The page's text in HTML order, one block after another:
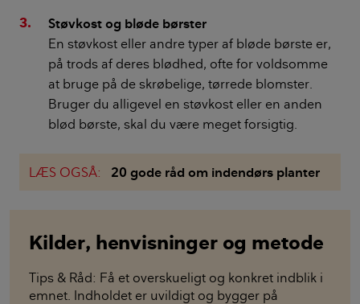
Støvkost og bløde børster
En støvkost eller andre typer af bløde børste er,
på trods af deres blødhed, ofte for voldsomme
at bruge på de skrøbelige, tørrede blomster.
Bruger du alligevel en støvkost eller en anden
blød børste, skal du være meget forsigtig.
LÆS OGSÅ: 20 gode råd om indendørs planter
Kilder, henvisninger og metode
Tips & Råd: Få et overskueligt og konkret indblik i
emnet. Indholdet er uvildigt og bygger på